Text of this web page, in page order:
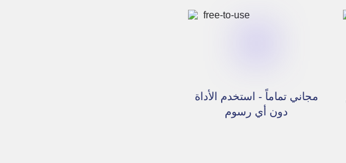
مجاني تماماً - استخدم الأداة
دون أي رسوم